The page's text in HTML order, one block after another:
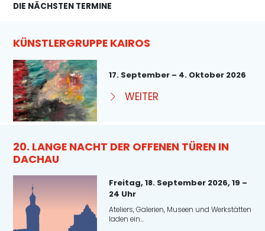
DIE NÄCHSTEN TERMINE
KÜNSTLERGRUPPE KAIROS
17. September – 4. Oktober 2026
WEITER
20. LANGE NACHT DER OFFENEN TÜREN IN
DACHAU
Freitag, 18. September 2026, 19 –
24 Uhr
Ateliers, Galerien, Museen und Werkstätten
laden ein...